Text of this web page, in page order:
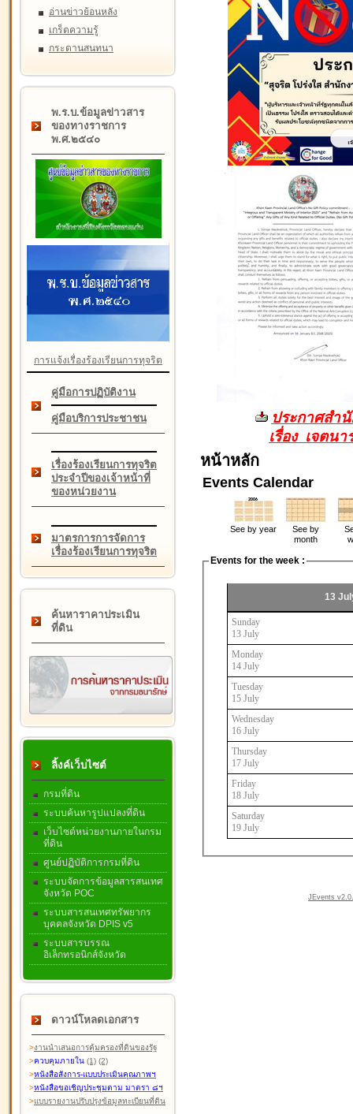
อ่านข่าวย้อนหลัง
เกร็ดความรู้
กระดานสนทนา
พ.ร.บ.ข้อมูลข่าวสาร
ของทางราชการ
พ.ศ.๒๕๔๐
การแจ้งเรื่องร้องเรียนการทุจริต
คู่มือการปฏิบัติงาน
คู่มือบริการประชาชน
เรื่องร้องเรียนการทุจริต
ประจำปีของเจ้าหน้าที่
ของหน่วยงาน
มาตรการการจัดการ
เรื่องร้องเรียนการทุจริต
ค้นหาราคาประเมิน
ที่ดิน
ลิ้งค์เว็บไซต์
กรมที่ดิน
ระบบค้นหารูปแปลงที่ดิน
เว็บไซต์หน่วยงานภายในกรม
ที่ดิน
ศูนย์ปฏิบัติการกรมที่ดิน
ระบบจัดการข้อมูลสารสนเทศ
จังหวัด POC
ระบบสารสนเทศทรัพยากร
บุคคลจังหวัด DPIS v5
ระบบสารบรรณ
อิเล็กทรอนิกส์จังหวัด
ดาวน์โหลดเอกสาร
>งานนำเสนอการคุ้มครองที่ดินของรัฐ
>ควบคุมภายใน (1) (2)
>หนังสือสังการ-แบบประเมินคุณภาพฯ
>หนังสือขอเชิญประชุมตาม มาตรา ๘ฯ
>แบบรายงานปรับปรุงข้อมูลทะเบียนที่ดิน
ประกาศสำ
เรื่อง เจตน
หน้าหลัก
Events Calendar
See by year
See by
month
Events for the week :
13
Sunday
13 July
Monday
14 July
Tuesday
15 July
Wednesday
16 July
Thursday
17 July
Friday
18 July
Saturday
19 July
JEvents